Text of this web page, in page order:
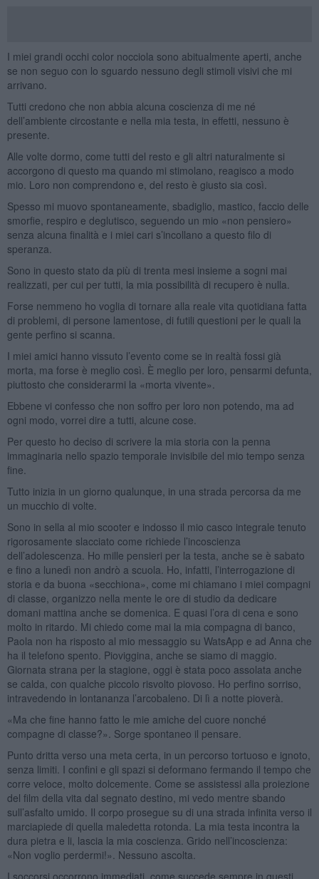
I miei grandi occhi color nocciola sono abitualmente aperti, anche
se non seguo con lo sguardo nessuno degli stimoli visivi che mi
arrivano.
Tutti credono che non abbia alcuna coscienza di me né
dell’ambiente circostante e nella mia testa, in effetti, nessuno è
presente.
Alle volte dormo, come tutti del resto e gli altri naturalmente si
accorgono di questo ma quando mi stimolano, reagisco a modo
mio. Loro non comprendono e, del resto è giusto sia così.
Spesso mi muovo spontaneamente, sbadiglio, mastico, faccio delle
smorfie, respiro e deglutisco, seguendo un mio «non pensiero»
senza alcuna finalità e i miei cari s’incollano a questo filo di
speranza.
Sono in questo stato da più di trenta mesi insieme a sogni mai
realizzati, per cui per tutti, la mia possibilità di recupero è nulla.
Forse nemmeno ho voglia di tornare alla reale vita quotidiana fatta
di problemi, di persone lamentose, di futili questioni per le quali la
gente perfino si scanna.
I miei amici hanno vissuto l’evento come se in realtà fossi già
morta, ma forse è meglio così. È meglio per loro, pensarmi defunta,
piuttosto che considerarmi la «morta vivente».
Ebbene vi confesso che non soffro per loro non potendo, ma ad
ogni modo, vorrei dire a tutti, alcune cose.
Per questo ho deciso di scrivere la mia storia con la penna
immaginaria nello spazio temporale invisibile del mio tempo senza
fine.
Tutto inizia in un giorno qualunque, in una strada percorsa da me
un mucchio di volte.
Sono in sella al mio scooter e indosso il mio casco integrale tenuto
rigorosamente slacciato come richiede l’incoscienza
dell’adolescenza. Ho mille pensieri per la testa, anche se è sabato
e fino a lunedì non andrò a scuola. Ho, infatti, l’interrogazione di
storia e da buona «secchiona», come mi chiamano i miei compagni
di classe, organizzo nella mente le ore di studio da dedicare
domani mattina anche se domenica. E quasi l’ora di cena e sono
molto in ritardo. Mi chiedo come mai la mia compagna di banco,
Paola non ha risposto al mio messaggio su WatsApp e ad Anna che
ha il telefono spento. Pioviggina, anche se siamo di maggio.
Giornata strana per la stagione, oggi è stata poco assolata anche
se calda, con qualche piccolo risvolto piovoso. Ho perfino sorriso,
intravedendo in lontananza l’arcobaleno. Di lì a notte pioverà.
«Ma che fine hanno fatto le mie amiche del cuore nonché
compagne di classe?». Sorge spontaneo il pensare.
Punto dritta verso una meta certa, in un percorso tortuoso e ignoto,
senza limiti. I confini e gli spazi si deformano fermando il tempo che
corre veloce, molto dolcemente. Come se assistessi alla proiezione
del film della vita dal segnato destino, mi vedo mentre sbando
sull’asfalto umido. Il corpo prosegue su di una strada infinita verso il
marciapiede di quella maledetta rotonda. La mia testa incontra la
dura pietra e li, lascia la mia coscienza. Grido nell’incoscienza:
«Non voglio perdermi!». Nessuno ascolta.
I soccorsi occorrono immediati, come succede sempre in questi